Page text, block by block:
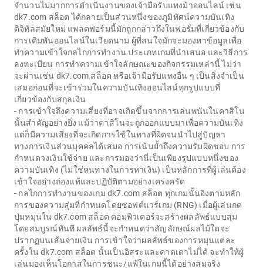
จำนวนไม่มากการดำเนินงานของเจ้ามือรับแทงม้าออนไลน์ เช่น
dk7.com สล็อต ได้กลายเป็นส่วนหนึ่งของภูมิทัศน์ความบันเทิง
ดิจิทัลสมัยใหม่ แพลตฟอร์มนี้มักถูกกล่าวถึงในฟอรั่มที่เกี่ยวข้องกับ
การเดิมพันออนไลน์ในเวียดนาม ผู้ที่สนใจมักจะมองหาข้อมูลเพื่อ
ทำความเข้าใจกลไกการทำงาน ประเภทเกมที่นำเสนอ และวิธีการ
ลงทะเบียน การทำความเข้าใจลักษณะของกิจกรรมเหล่านี้ ไม่ว่า
จะผ่านเช่น dk7.com สล็อต หรือเจ้ามือรับแทงอื่น ๆ เป็นสิ่งจำเป็น
เสมอก่อนที่จะเข้าร่วมในความบันเทิงออนไลน์ทุกรูปแบบที่
เกี่ยวข้องกับสกุลเงิน
- การเข้าใจถึงความเสี่ยงที่อาจเกิดขึ้นจากการเล่นพนันในคาสิโน
นั้นสำคัญอย่างยิ่ง แม้ว่าคาสิโนจะถูกออกแบบมาเพื่อความบันเทิง
แต่ก็มีความเสี่ยงที่จะเกิดการใช้ในทางที่ผิดจนนำไปสู่ปัญหา
ทางการเงินส่วนบุคคลได้เสมอ การเน้นย้ำถึงความรับผิดชอบ การ
กำหนดวงเงินใช้จ่าย และการมองว่านี่เป็นเพียงรูปแบบหนึ่งของ
ความบันเทิง (ไม่ใช่หนทางในการหาเงิน) เป็นหลักการที่ผู้เล่นต้อง
เข้าใจอย่างถ่องแท้และปฏิบัติตามอย่างเคร่งครัด
- กลไกการทำงานของเกม dk7.com สล็อต ทุกเกมนั้นอิงตามหลัก
การของความสุ่มที่กำหนดโดยซอฟต์แวร์เกม (RNG) เมื่อผู้เล่นกด
ปุ่มหมุนใน dk7.com สล็อต คอมพิวเตอร์จะสร้างผลลัพธ์แบบสุ่ม
โดยสมบูรณ์ทันที ผลลัพธ์นี้จะกำหนดว่าสัญลักษณ์ผลไม้ใดจะ
ปรากฏบนเส้นจ่ายเงิน การเข้าใจว่าผลลัพธ์ของการหมุนแต่ละ
ครั้งใน dk7.com สล็อต นั้นเป็นอิสระและคาดเดาไม่ได้ จะทำให้ผู้
เล่นมองเห็นโอกาสในการชนะ/แพ้ในเกมนี้ได้อย่างสมจริง